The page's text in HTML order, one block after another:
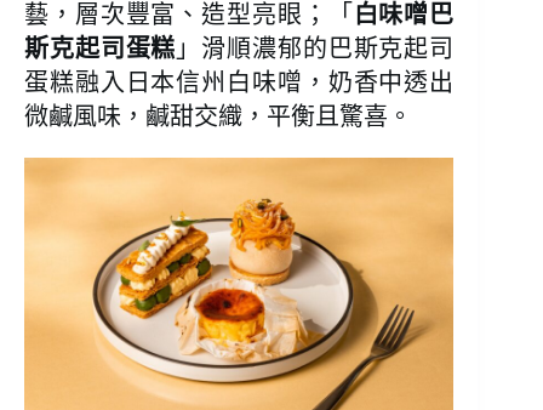
藝，層次豐富、造型亮眼；「 白味噌巴
斯克起司蛋糕 」滑順濃郁的巴斯克起司
蛋糕融入日本信州白味噌，奶香中透出
微鹹風味，鹹甜交織，平衡且驚喜。